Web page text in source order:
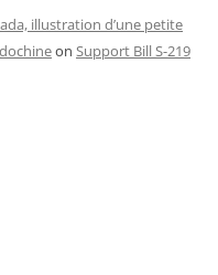
illustration d’une petite
on Support Bill S-219